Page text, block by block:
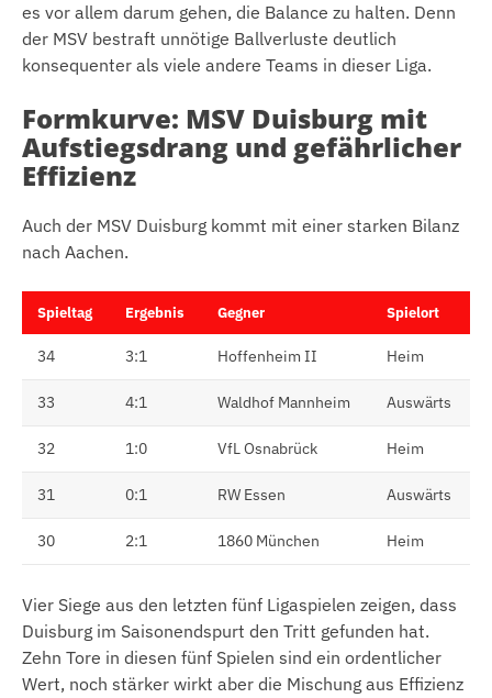
es vor allem darum gehen, die Balance zu halten. Denn
der MSV bestraft unnötige Ballverluste deutlich
konsequenter als viele andere Teams in dieser Liga.
Formkurve: MSV Duisburg mit
Aufstiegsdrang und gefährlicher
Effizienz
Auch der MSV Duisburg kommt mit einer starken Bilanz
nach Aachen.
Spieltag Ergebnis Gegner Spielort
34 3:1 Hoffenheim II Heim
33 4:1 Waldhof Mannheim Auswärts
32 1:0 VfL Osnabrück Heim
31 0:1 RW Essen Auswärts
30 2:1 1860 München Heim
Vier Siege aus den letzten fünf Ligaspielen zeigen, dass
Duisburg im Saisonendspurt den Tritt gefunden hat.
Zehn Tore in diesen fünf Spielen sind ein ordentlicher
Wert, noch stärker wirkt aber die Mischung aus Effizienz